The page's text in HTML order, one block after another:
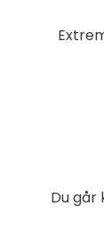
Du går